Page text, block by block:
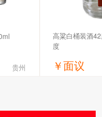
贵州
高粱白桶装酒
度
￥面议